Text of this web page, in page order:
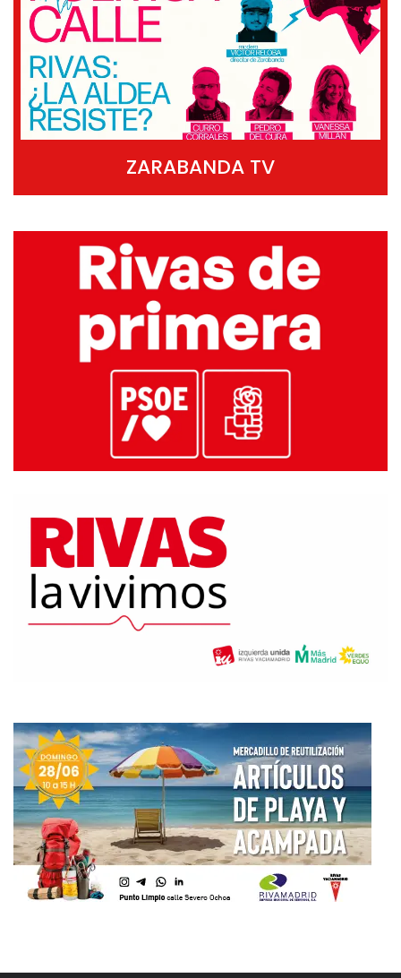
ZARABANDA TV